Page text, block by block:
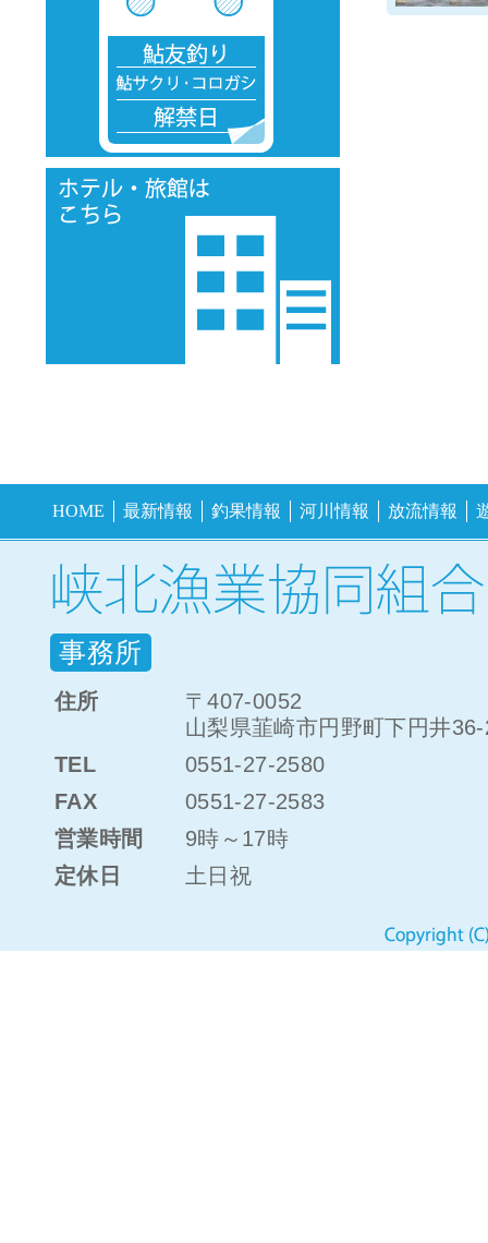
HOME 最新情報 釣果情報 河川情報 放流情報
事務所
住所
〒407-0052
山梨県韮崎市円野町下円井
TEL
0551-27-2580
FAX
0551-27-2583
営業時間
9時～17時
定休日
土日祝